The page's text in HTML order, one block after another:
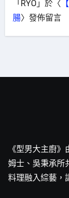
「RYO 」於〈
腸〉發佈留言
《型男大主廚
姆士、吳秉承所
料理融入綜藝，